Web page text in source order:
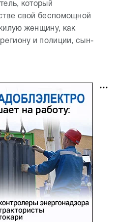
который
свой беспомощной
женщину, как
и полиции, сын-